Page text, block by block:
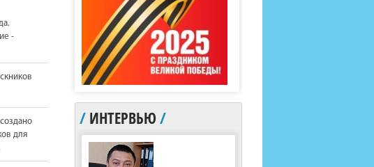
-
для
/ ИНТЕРВЬЮ /